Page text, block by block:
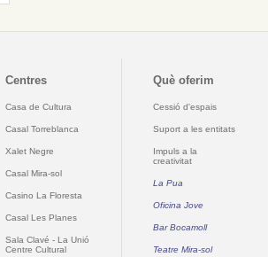
Centres
Casa de Cultura
Casal Torreblanca
Xalet Negre
Casal Mira-sol
Casino La Floresta
Casal Les Planes
Sala Clavé - La Unió
Centre Cultural
Què oferim
Cessió d'espais
Suport a les entitats
Impuls a la
creativitat
La Pua
Oficina Jove
Bar Bocamoll
Teatre Mira-sol